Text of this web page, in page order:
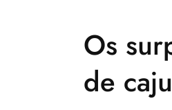
Os
de